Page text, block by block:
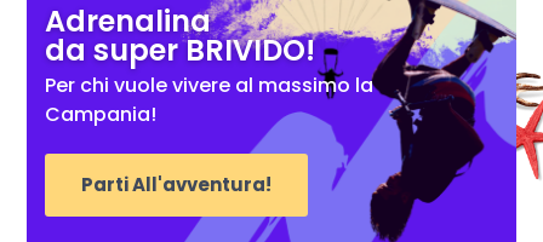
Adrenalina
da super BRIVIDO!
Per chi vuole vivere al massimo la
Campania!
Parti All'avventura!